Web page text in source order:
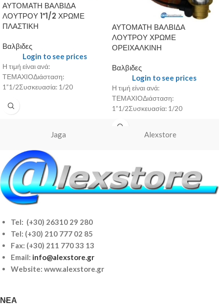
ΑΥΤΟΜΑΤΗ ΒΑΛΒΙΔΑ
ΛΟΥΤΡΟΥ 1”1/2 ΧΡΩΜΕ
ΠΛΑΣΤΙΚΗ
Βαλβιδες
Login to see prices
Η τιμή είναι ανά:
ΤΕΜΑΧΙΟΔιάσταση:
1”1/2Συσκευασία: 1/20
ΑΥΤΟΜΑΤΗ ΒΑΛΒΙΔΑ
ΛΟΥΤΡΟΥ ΧΡΩΜΕ
ΟΡΕΙΧΑΛΚΙΝΗ
Βαλβιδες
Login to see prices
Η τιμή είναι ανά:
ΤΕΜΑΧΙΟΔιάσταση:
1”1/2Συσκευασία: 1/20
Jaga Alexstore
Tel: (+30) 26310 29 280
Tel: (+30) 210 777 02 85
Fax: (+30) 211 770 33 13
Email: info@alexstore.gr
Website: www.alexstore.gr
ΝΈΑ